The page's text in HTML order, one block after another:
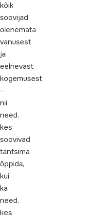
kõik
soovijad
olenemata
vanusest
ja
eelnevast
kogemusest
–
nii
need,
kes
soovivad
tantsima
õppida,
kui
ka
need,
kes